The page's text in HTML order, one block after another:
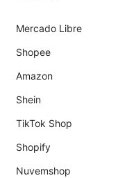
Mercado Libre
Shopee
Amazon
Shein
TikTok Shop
Shopify
Nuvemshop